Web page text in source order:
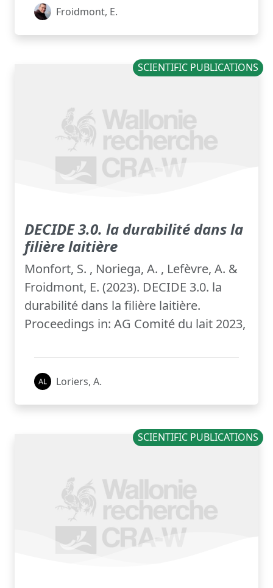
Froidmont, E.
SCIENTIFIC PUBLICATIONS
DECIDE 3.0. la durabilité dans la
filière laitière
Monfort, S. , Noriega, A. , Lefèvre, A. &
Froidmont, E. (2023). DECIDE 3.0. la
durabilité dans la filière laitière.
Proceedings in: AG Comité du lait 2023,
Loriers, A.
SCIENTIFIC PUBLICATIONS